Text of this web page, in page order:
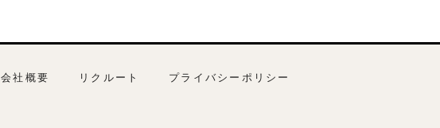
会社概要 リクルート プライバシーポリシー